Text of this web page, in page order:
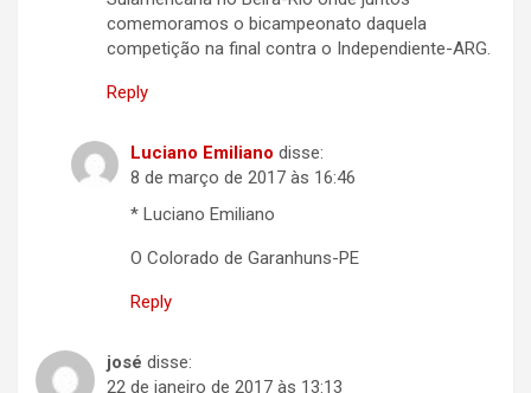
comemoramos o bicampeonato daquela
competição na final contra o Independiente-ARG.
Reply
Luciano Emiliano disse:
8 de março de 2017 às 16:46
* Luciano Emiliano
O Colorado de Garanhuns-PE
Reply
josé disse:
22 de janeiro de 2017 às 13:13